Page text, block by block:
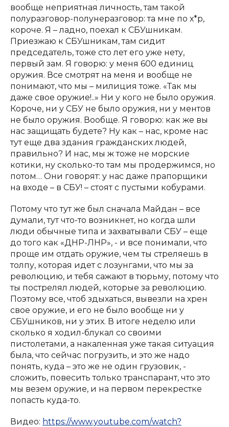
вообще неприятная личность, там такой
полуразговор-полунеразговор: та мне по х*р,
короче. Я – ладно, поехал к СБУшникам.
Приезжаю к СБУшникам, там сидит
председатель, тоже сто лет его уже нету,
первый зам. Я говорю: у меня 600 единиц
оружия. Все смотрят на меня и вообще не
понимают, что мы – милиция тоже. «Так мы
даже свое оружие!..» Ни у кого не было оружия.
Короче, ни у СБУ не было оружия, ни у ментов
не было оружия. Вообще. Я говорю: как же вы
нас защищать будете? Ну как – нас, кроме нас
тут еще два здания гражданских людей,
правильно? И нас, мы ж тоже не морские
котики, ну сколько-то там мы продержимся, но
потом… Они говорят: у нас даже прапорщики
на входе – в СБУ! – стоят с пустыми кобурами.
Потому что тут же был сначала Майдан – все
думали, тут что-то возникнет, но когда шли
люди обычные типа и захватывали СБУ – еще
до того как «ДНР-ЛНР», - и все понимали, что
проще им отдать оружие, чем ты стреляешь в
толпу, которая идет с лозунгами, что мы за
революцию, и тебя сажают в тюрьму, потому что
ты пострелял людей, которые за революцию.
Поэтому все, чтоб здыхаться, вывезли на хрен
свое оружие, и его не было вообще ни у
СБУшников, ни у этих. В итоге неделю или
сколько я ходил-блукал со своими
пистолетами, а накаленная уже такая ситуация
была, что сейчас погрузить, и это же надо
понять, куда – это же не один грузовик, -
сложить, повесить только транспарант, что это
мы везем оружие, и на первом перекрестке
попасть куда-то.
Видео: https://www.youtube.com/watch?